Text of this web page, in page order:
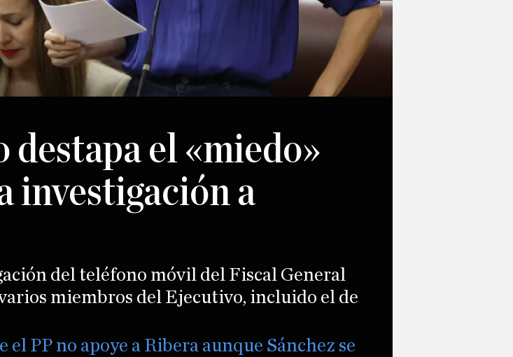
destapa el «miedo»
investigación a
del teléfono móvil del Fiscal General
miembros del Ejecutivo, incluido el de
PP no apoye a Ribera aunque Sánchez se